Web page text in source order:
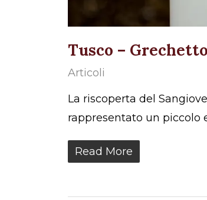
Tusco –
Articoli
La riscoperta del
rappresentato un piccolo
Read More